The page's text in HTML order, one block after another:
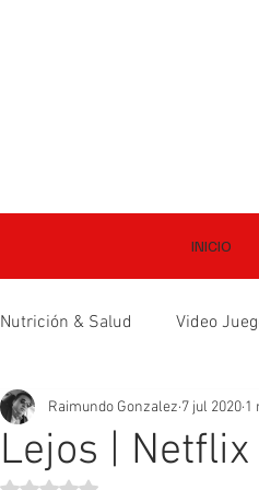
INICIO
Nutrición & Salud Video
Lejos | Netflix
Raimundo Gonzalez 7 jul 2020 1